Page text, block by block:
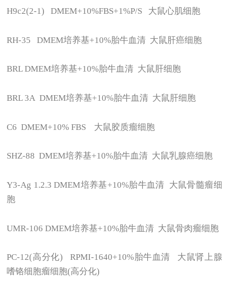
H9c2(2-1) DMEM+10%FBS+1%P/S 大鼠心肌细胞
RH-35 DMEM培养基+10%胎牛血清 大鼠肝癌细胞
BRL DMEM培养基+10%胎牛血清 大鼠肝细胞
BRL 3A DMEM培养基+10%胎牛血清 大鼠肝细胞
C6 DMEM+10% FBS 大鼠胶质瘤细胞
SHZ-88 DMEM培养基+10%胎牛血清 大鼠乳腺癌细胞
Y3-Ag 1.2.3 DMEM培养基+10%胎牛血清 大鼠骨髓瘤细
胞
UMR-106 DMEM培养基+10%胎牛血清 大鼠骨肉瘤细胞
PC-12(高分化) RPMI-1640+10%胎牛血清 大鼠肾上腺
嗜铬细胞瘤细胞(高分化)